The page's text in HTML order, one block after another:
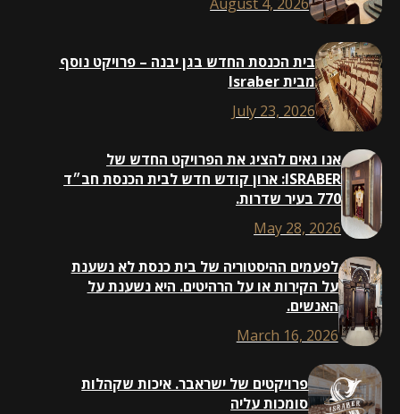
בית הכנסת החדש בגן יבנה – פרויקט נוסף
מבית Israber
July 23, 2026
אנו גאים להציג את הפרויקט החדש של
ISRABER: ארון קודש חדש לבית הכנסת חב״ד
770 בעיר שדרות.
May 28, 2026
לפעמים ההיסטוריה של בית כנסת לא נשענת
על הקירות או על הרהיטים. היא נשענת על
האנשים.
March 16, 2026
פרויקטים של ישראבר. איכות שקהלות
סומכות עליה